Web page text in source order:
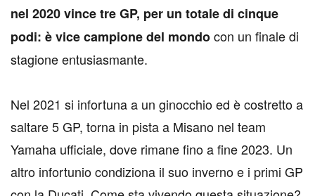
nel 2020 vince tre GP, per un totale di cinque
podi: è vice campione del mondocon un finale di
stagione entusiasmante.
Nel 2021 si infortuna a un ginocchio ed è costretto a
saltare 5 GP, torna in pista a Misano nel team
Yamaha ufficiale, dove rimane fino a fine 2023. Un
altro infortunio condiziona il suo inverno e i primi GP